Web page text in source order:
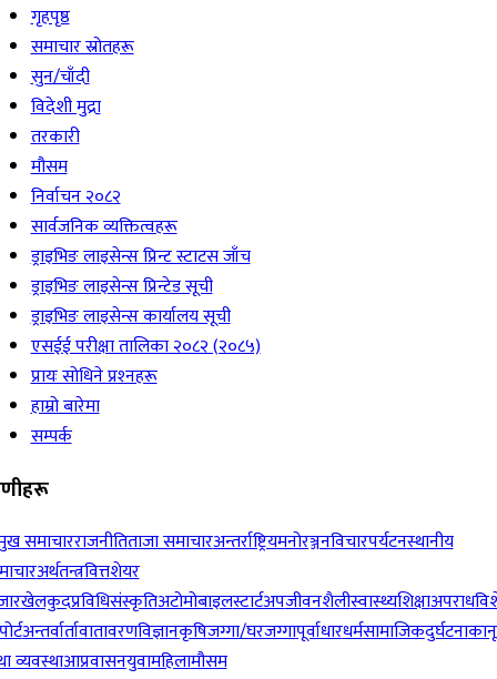
गृहपृष्ठ
समाचार स्रोतहरू
सुन/चाँदी
विदेशी मुद्रा
तरकारी
मौसम
निर्वाचन २०८२
सार्वजनिक व्यक्तित्वहरू
ड्राइभिङ लाइसेन्स प्रिन्ट स्टाटस जाँच
ड्राइभिङ लाइसेन्स प्रिन्टेड सूची
ड्राइभिङ लाइसेन्स कार्यालय सूची
एसईई परीक्षा तालिका २०८२ (२०८५)
प्रायः सोधिने प्रश्‍नहरू
हाम्रो बारेमा
सम्पर्क
समाचारराजनीतिताजा समाचारअन्तर्राष्ट्रियमनोरञ्जनविचारपर्यटनस्थानीय
अर्थतन्त्रवित्तशेयर
खेलकुदप्रविधिसंस्कृतिअटोमोबाइलस्टार्टअपजीवनशैलीस्वास्थ्यशिक्षाअपराध
अन्तर्वार्तावातावरणविज्ञानकृषिजग्गा/घरजग्गापूर्वाधारधर्मसामाजिकदुर्घटना
व्यवस्थाआप्रवासनयुवामहिलामौसम